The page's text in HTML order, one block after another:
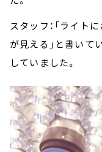
スタッフ：「ライト
が見える」と書いて
していました。